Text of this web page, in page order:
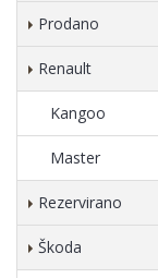
Prodano
Renault
Kangoo
Master
Rezervirano
Škoda